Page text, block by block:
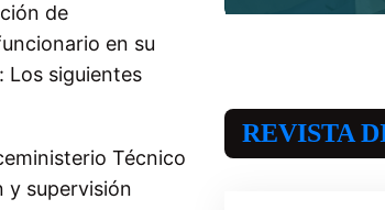
de
en su
Los siguientes
Técnico
y supervisión
REVISTA